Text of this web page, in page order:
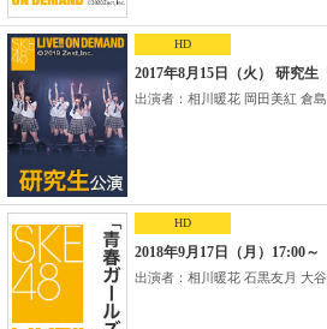
HD
2017年8月15日（火） 研究生
出演者：相川暖花 岡田美紅 倉島
HD
2018年9月17日（月）17:00
出演者：相川暖花 石黒友月 大谷